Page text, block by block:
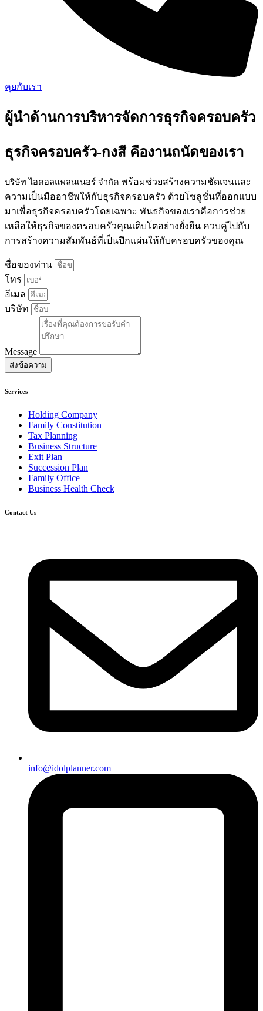
คุยกับเรา
ผู้นำด้านการบริหารจัดการธุรกิจครอบครัว
ธุรกิจครอบครัว-กงสี คืองานถนัดของเรา
บริษัท ไอดอลแพลนเนอร์ จำกัด พร้อมช่วยสร้างความชัดเจนและ
ความเป็นมืออาชีพให้กับธุรกิจครอบครัว ด้วยโซลูชั่นที่ออกแบบ
มาเพื่อธุรกิจครอบครัวโดยเฉพาะ พันธกิจของเราคือการช่วย
เหลือให้ธุรกิจของครอบครัวคุณเติบโตอย่างยั่งยืน ควบคู่ไปกับ
การสร้างความสัมพันธ์ที่เป็นปึกแผ่นให้กับครอบครัวของคุณ
ชื่อของท่าน
โทร
อีเมล
บริษัท
Message
ส่งข้อความ
Services
Holding Company
Family Constitution
Tax Planning
Business Structure
Exit Plan
Succession Plan
Family Office
Business Health Check
Contact Us
info@idolplanner.com